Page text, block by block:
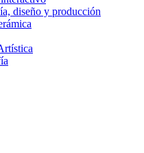
diseño y producción